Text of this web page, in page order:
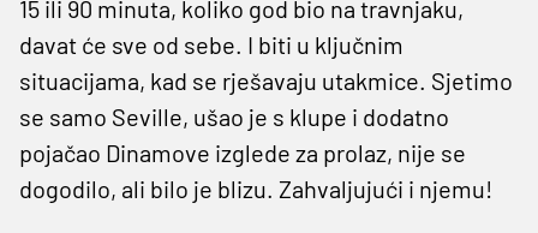
15 ili 90 minuta, koliko god bio na travnjaku,
davat će sve od sebe. I biti u ključnim
situacijama, kad se rješavaju utakmice. Sjetimo
se samo Seville, ušao je s klupe i dodatno
pojačao Dinamove izglede za prolaz, nije se
dogodilo, ali bilo je blizu. Zahvaljujući i njemu!